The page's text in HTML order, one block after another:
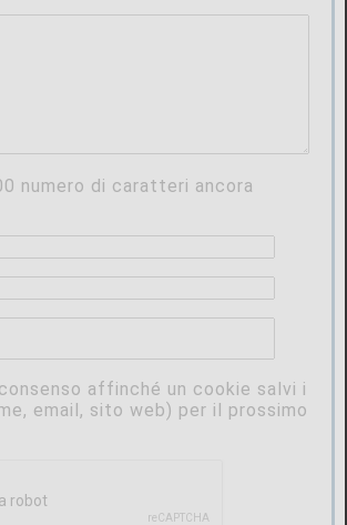
numero di caratteri ancora
affinché un cookie salvi i
email, sito web) per il prossimo